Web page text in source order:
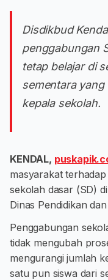
Disdikbud
penggabungan
tetap belajar di
sementara
kepala sekolah.
KENDAL,
masyarakat
sekolah dasar (SD)
Dinas Pendidikan
Penggabungan
tidak mengubah
mengurangi jumlah
satu pun siswa dari